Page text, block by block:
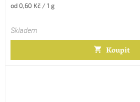
Měrná
od 0,60 Kč / 1 g
Skladem
Koupit